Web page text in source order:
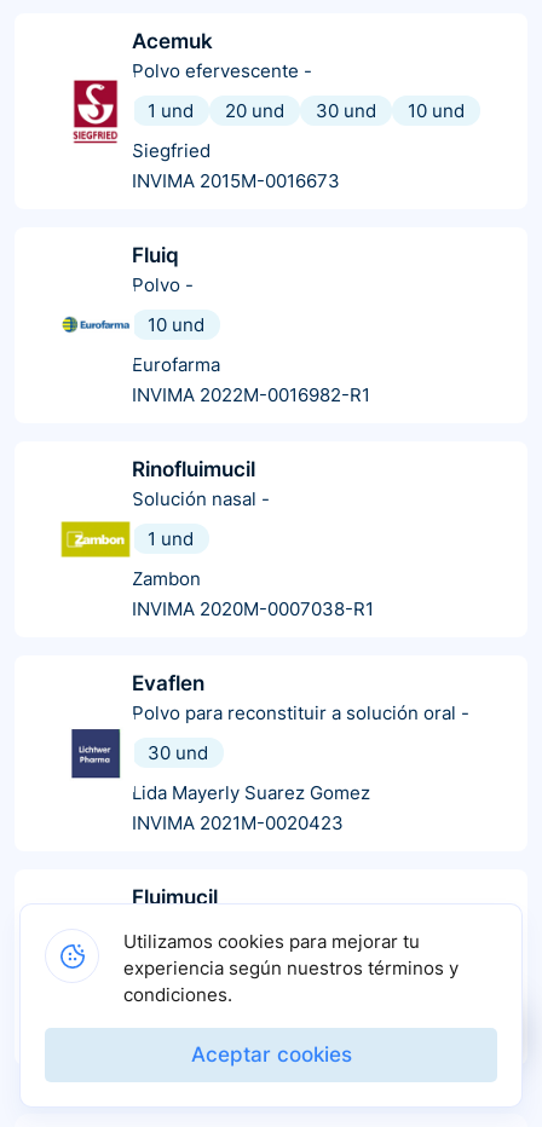
Acemuk
Polvo efervescente -
1 und
20 und 30 und
10 und
Siegfried
INVIMA 2015M-0016673
Fluiq
Polvo -
10 und
Eurofarma
INVIMA 2022M-0016982-R1
Rinofluimucil
Solución nasal -
1 und
Zambon
INVIMA 2020M-0007038-R1
Evaflen
Polvo para reconstituir a solución oral -
30 und
Lida Mayerly Suarez Gomez
INVIMA 2021M-0020423
Fluimucil
1 und
Zambon
Utilizamos cookies para mejorar tu
experiencia según nuestros términos y
condiciones.
Aceptar cookies